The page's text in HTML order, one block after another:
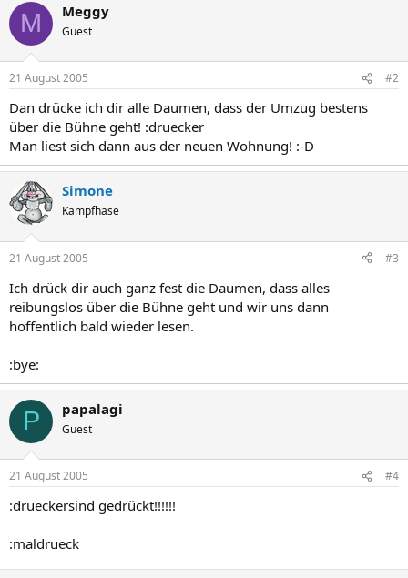
M Meggy
Guest
21 August 2005 #2
Dan drücke ich dir alle Daumen, dass der Umzug bestens
über die Bühne geht! :druecker
Man liest sich dann aus der neuen Wohnung! :-D
Simone
Kampfhase
21 August 2005 #3
Ich drück dir auch ganz fest die Daumen, dass alles
reibungslos über die Bühne geht und wir uns dann
hoffentlich bald wieder lesen.
:bye:
P papalagi
Guest
21 August 2005 #4
:drueckersind gedrückt!!!!!!
:maldrueck